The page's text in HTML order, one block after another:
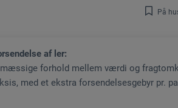
På
af ler:
forhold mellem værdi og
med et ekstra forsendelsesgebyr pr.